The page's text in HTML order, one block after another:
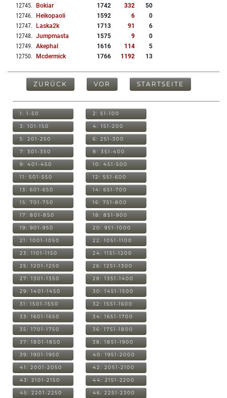
12745. Bokiar 1742 332
50
12746. Heikopaoli 1592 6
0
12747. Laska2k 1713 91
6
12748. Jumpmasta 1575 9
0
12749. Akephal 1616 114
5
12750. Mcdermick 1766 1192 13
ZURÜCK VOR STARTSEITE
1: 1-50 2: 51-100
3: 101-150 4: 151-200
5: 201-250 6: 251-300
7: 301-350 8: 351-400
9: 401-450 10: 451-500
11: 501-550 12: 551-600
13: 601-650 14: 651-700
15: 701-750 16: 751-800
17: 801-850 18: 851-900
19: 901-950 20: 951-1000
21: 1001-1050 22: 1051-1100
23: 1101-1150 24: 1151-1200
25: 1201-1250 26: 1251-1300
27: 1301-1350 28: 1351-1400
29: 1401-1450 30: 1451-1500
31: 1501-1550 32: 1551-1600
33: 1601-1650 34: 1651-1700
35: 1701-1750 36: 1751-1800
37: 1801-1850 38: 1851-1900
39: 1901-1950 40: 1951-2000
41: 2001-2050 42: 2051-2100
43: 2101-2150 44: 2151-2200
45: 2201-2250 46: 2251-2300